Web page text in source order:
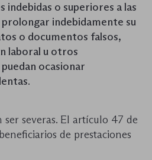
o superiores a las
indebidamente su
o documentos falsos,
laboral u otros
ocasionar
.
ser severas. El artículo 47 de
de prestaciones